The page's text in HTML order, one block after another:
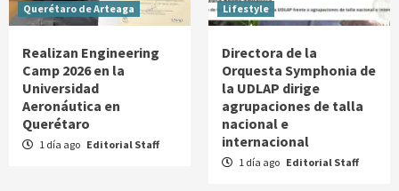
Querétaro de Arteaga
Realizan Engineering
Camp 2026 en la
Universidad
Aeronáutica en
Querétaro
1 día ago Editorial Staff
Lifestyle
Directora de la
Orquesta Symphonia de
la UDLAP dirige
agrupaciones de talla
nacional e
internacional
1 día ago Editorial Staff